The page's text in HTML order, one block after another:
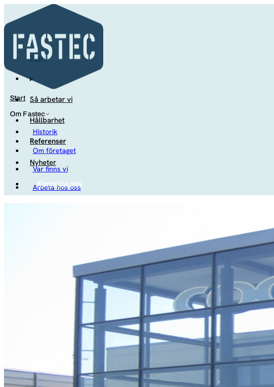
Start
Om Fastec
Historik
Om företaget
Var finns vi
Arbeta hos oss
Studenter
Kontakta oss
Start
Så arbetar vi
Hållbarhet
Referenser
Nyheter
Kontakta oss